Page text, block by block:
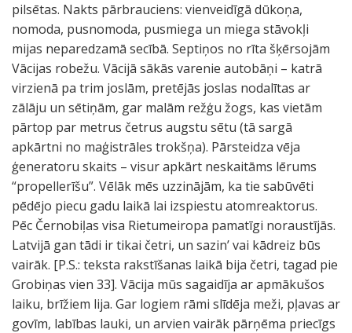
pilsētas. Nakts pārbrauciens: vienveidīgā dūkoņa,
nomoda, pusnomoda, pusmiega un miega stāvokļi
mijas neparedzamā secībā. Septiņos no rīta šķērsojām
Vācijas robežu. Vācijā sākās varenie autobāņi – katrā
virzienā pa trim joslām, pretējās joslas nodalītas ar
zālāju un sētiņām, gar malām režģu žogs, kas vietām
pārtop par metrus četrus augstu sētu (tā sargā
apkārtni no maģistrāles trokšņa). Pārsteidza vēja
ģeneratoru skaits – visur apkārt neskaitāms lērums
“propellerīšu”. Vēlāk mēs uzzinājām, ka tie sabūvēti
pēdējo piecu gadu laikā lai izspiestu atomreaktorus.
Pēc Černobiļas visa Rietumeiropa pamatīgi noraustījās.
Latvijā gan tādi ir tikai četri, un sazin’ vai kādreiz būs
vairāk. [P.S.: teksta rakstīšanas laikā bija četri, tagad pie
Grobiņas vien 33]. Vācija mūs sagaidīja ar apmākušos
laiku, brīžiem lija. Gar logiem rāmi slīdēja meži, pļavas ar
govīm, labības lauki, un arvien vairāk pārņēma priecīgs